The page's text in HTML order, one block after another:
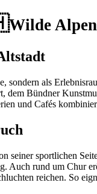
Wilde
sondern als
dem Bündner
und Cafés
seiner sportlichen
Auch rund um Chur
reichen. So